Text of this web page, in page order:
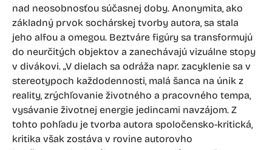
nad neosobnosťou súčasnej doby. Anonymita, ako
základný prvok sochárskej tvorby autora, sa stala
jeho alfou a omegou. Beztváre figúry sa transformujú
do neurčitých objektov a zanechávajú vizuálne stopy
v divákovi. „V dielach sa odráža napr. zacyklenie sa v
stereotypoch každodennosti, malá šanca na únik z
reality, zrýchľovanie životného a pracovného tempa,
vysávanie životnej energie jedincami navzájom. Z
tohto pohľadu je tvorba autora spoločensko-kritická,
kritika však zostáva v rovine autorovho